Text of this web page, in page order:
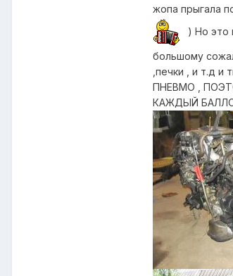
жопа прыгала
) Но это
большому
,печки , и т.д и
ПНЕВМО ,
КАЖДЫЙ